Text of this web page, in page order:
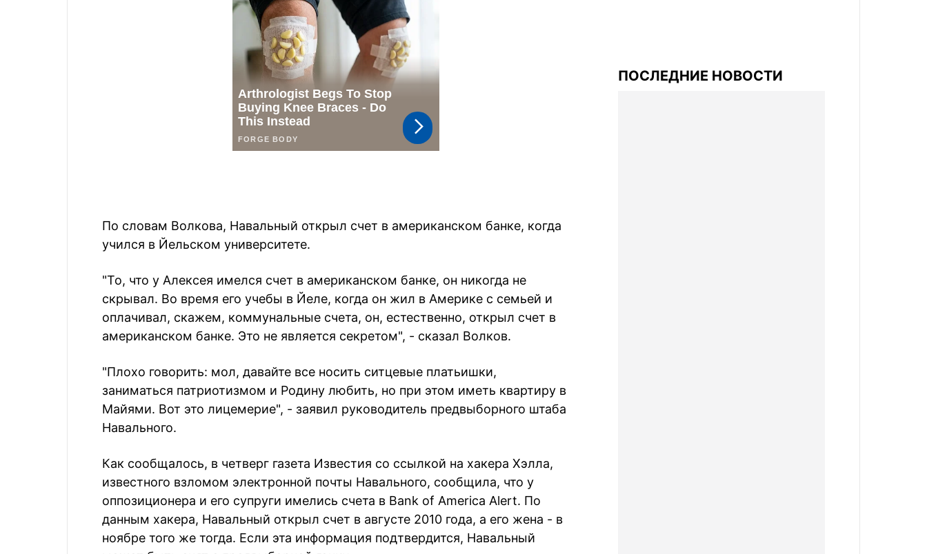
По словам Волкова, Навальный открыл счет в американском банке, когда
учился в Йельском университете.
"То, что у Алексея имелся счет в американском банке, он никогда не
скрывал. Во время его учебы в Йеле, когда он жил в Америке с семьей и
оплачивал, скажем, коммунальные счета, он, естественно, открыл счет в
американском банке. Это не является секретом", - сказал Волков.
"Плохо говорить: мол, давайте все носить ситцевые платьишки,
заниматься патриотизмом и Родину любить, но при этом иметь квартиру в
Майями. Вот это лицемерие", - заявил руководитель предвыборного штаба
Навального.
Как сообщалось, в четверг газета Известия со ссылкой на хакера Хэлла,
известного взломом электронной почты Навального, сообщила, что у
оппозиционера и его супруги имелись счета в Bank of America Alert. По
данным хакера, Навальный открыл счет в августе 2010 года, а его жена - в
ноябре того же тогда. Если эта информация подтвердится, Навальный
ПОСЛЕДНИЕ НОВОСТИ